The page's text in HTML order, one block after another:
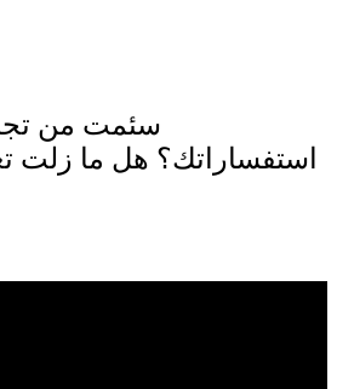
سئمت من
استفساراتك؟ هل ما زلت